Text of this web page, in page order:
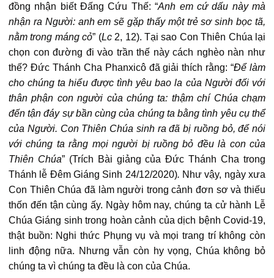
đồng nhận biết Đấng Cứu Thế: “Anh em cứ dấu này mà
nhận ra Người: anh em sẽ gặp thấy một trẻ sơ sinh bọc tã,
nằm trong máng cỏ” (Lc2, 12). Tại sao Con Thiên Chúa lại
chọn con đường đi vào trần thế này cách nghèo nàn như
thế? Đức Thánh Cha Phanxicô đã giải thích rằng: “Để làm
cho chúng ta hiểu được tình yêu bao la của Người đối với
thân phận con người của chúng ta: thậm chí Chúa chạm
đến tận đáy sự bần cùng của chúng ta bằng tình yêu cụ thể
của Người. Con Thiên Chúa sinh ra đã bị ruồng bỏ, để nói
với chúng ta rằng mọi người bị ruồng bỏ đều là con của
Thiên Chúa” (Trích Bài giảng của Đức Thánh Cha trong
Thánh lễ Đêm Giáng Sinh 24/12/2020). Như vậy, ngày xưa
Con Thiên Chúa đã làm người trong cảnh đơn sơ và thiếu
thốn đến tận cùng ấy. Ngày hôm nay, chúng ta cử hành Lễ
Chúa Giáng sinh trong hoàn cảnh của dịch bệnh Covid-19,
thật buồn: Nghi thức Phụng vụ và mọi trang trí không còn
linh động nữa. Nhưng vẫn còn hy vọng, Chúa không bỏ
chúng ta vì chúng ta đều là con của Chúa.